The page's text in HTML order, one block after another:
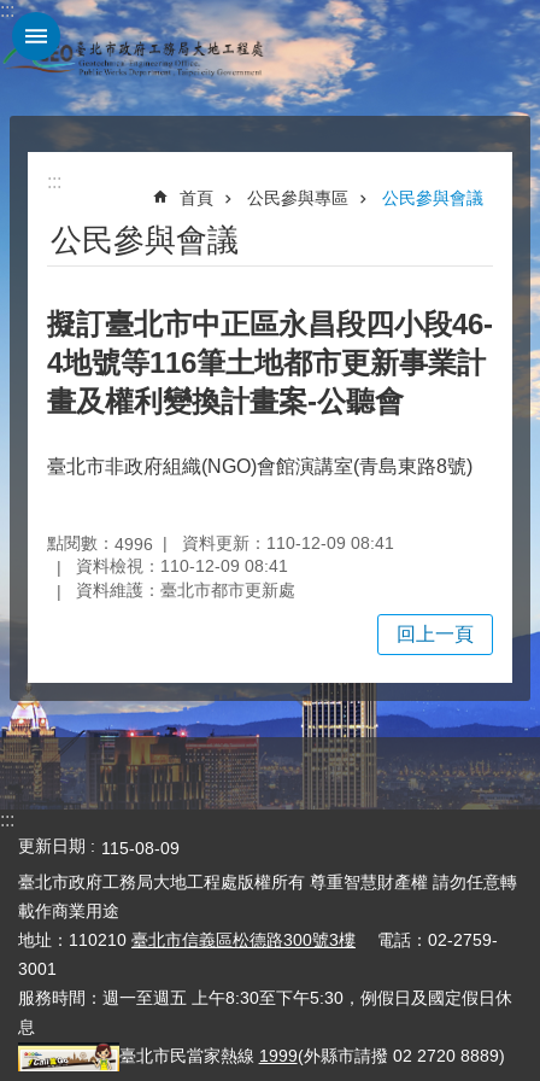
跳到主要內容區塊
:::
:::
首頁 公民參與專區 公民參與會議
公民參與會議
擬訂臺北市中正區永昌段四小段46-
4地號等116筆土地都市更新事業計
畫及權利變換計畫案-公聽會
臺北市非政府組織(NGO)會館演講室(青島東路8號)
點閱數： 4996
資料更新：110-12-09 08:41
資料檢視：110-12-09 08:41
資料維護：臺北市都市更新處
回上一頁
:::
更新日期
115-08-09
臺北市政府工務局大地工程處版權所有 尊重智慧財產權 請勿任意轉
載作商業用途
地址：110210 臺北市信義區松德路300號3樓 電話：02-2759-
3001
服務時間：週一至週五 上午8:30至下午5:30，例假日及國定假日休
息
臺北市民當家熱線 1999(外縣市請撥 02 2720 8889)